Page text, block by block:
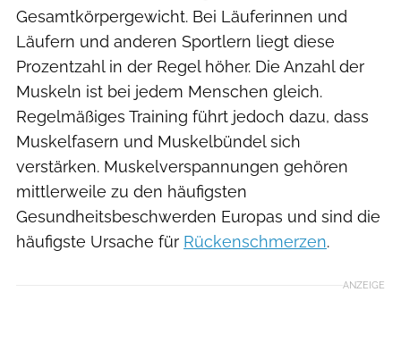
Gesamtkörpergewicht. Bei Läuferinnen und
Läufern und anderen Sportlern liegt diese
Prozentzahl in der Regel höher. Die Anzahl der
Muskeln ist bei jedem Menschen gleich.
Regelmäßiges Training führt jedoch dazu, dass
Muskelfasern und Muskelbündel sich
verstärken. Muskelverspannungen gehören
mittlerweile zu den häufigsten
Gesundheitsbeschwerden Europas und sind die
häufigste Ursache für Rückenschmerzen.
ANZEIGE